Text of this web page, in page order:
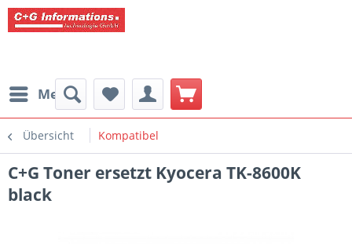
Menü
Übersicht Kompatibel
C+G Toner ersetzt Kyocera TK-8600K
black